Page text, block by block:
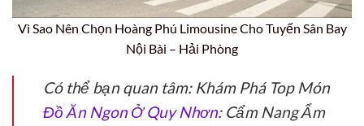
Vì Sao Nên Chọn Hoàng Phú Limousine Cho Tuyến Sân Bay
Nội Bài – Hải Phòng
Có thể bạn quan tâm: Khám Phá Top Món
Đồ Ăn Ngon Ở Quy Nhơn: Cẩm Nang Ẩm